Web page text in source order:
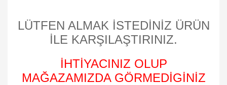
LÜTFEN ALMAK İSTEDİNİZ ÜRÜN
İLE KARŞILAŞTIRINIZ.
İHTİYACINIZ OLUP
MAĞAZAMIZDA GÖRMEDİGİNİZ